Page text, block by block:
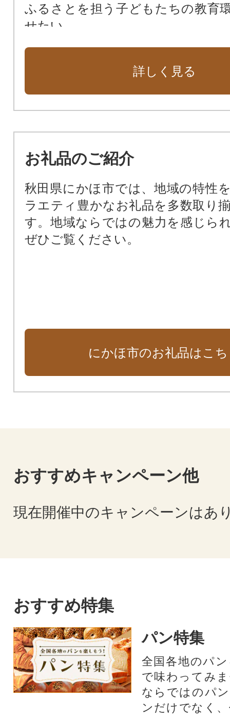
ふるさとを担う子どもたちの教育
せたい
防災対策や東日本大震災に関する
ってほしい
市長におまかせ
詳しく見る
お礼品のご紹介
秋田県にかほ市では、地域の特性
ラエティ豊かなお礼品を多数取り
す。地域ならではの魅力を感じら
ぜひご覧ください。
にかほ市のお礼品はこ
おすすめキャンペーン他
現在開催中のキャンペーンはあ
おすすめ特集
パン特集
全国各地のパ
で味わってみ
ならではのパ
ンだけでなく